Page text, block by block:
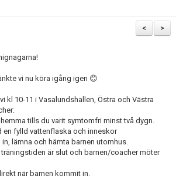
>
<
vi nu köra igång igen 😊
kl 10-11 i Vasalundshallen, Östra och Västra
tills du varit symtomfri minst två dygn.
en fylld vattenflaska och inneskor
lämna och hämta barnen utomhus.
är slut och barnen/coacher möter
när barnen kommit in.